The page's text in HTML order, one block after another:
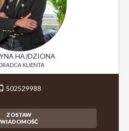
HAJDZIONA
KLIENTA
502529988
ZOSTAW
WIADOMOŚĆ